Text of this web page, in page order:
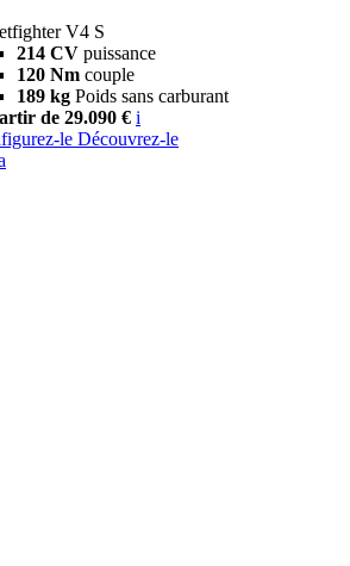
V4 S
214 CV puissance
120 Nm couple
189 kg Poids sans carburant
de 29.090 € i
le Découvrez-le